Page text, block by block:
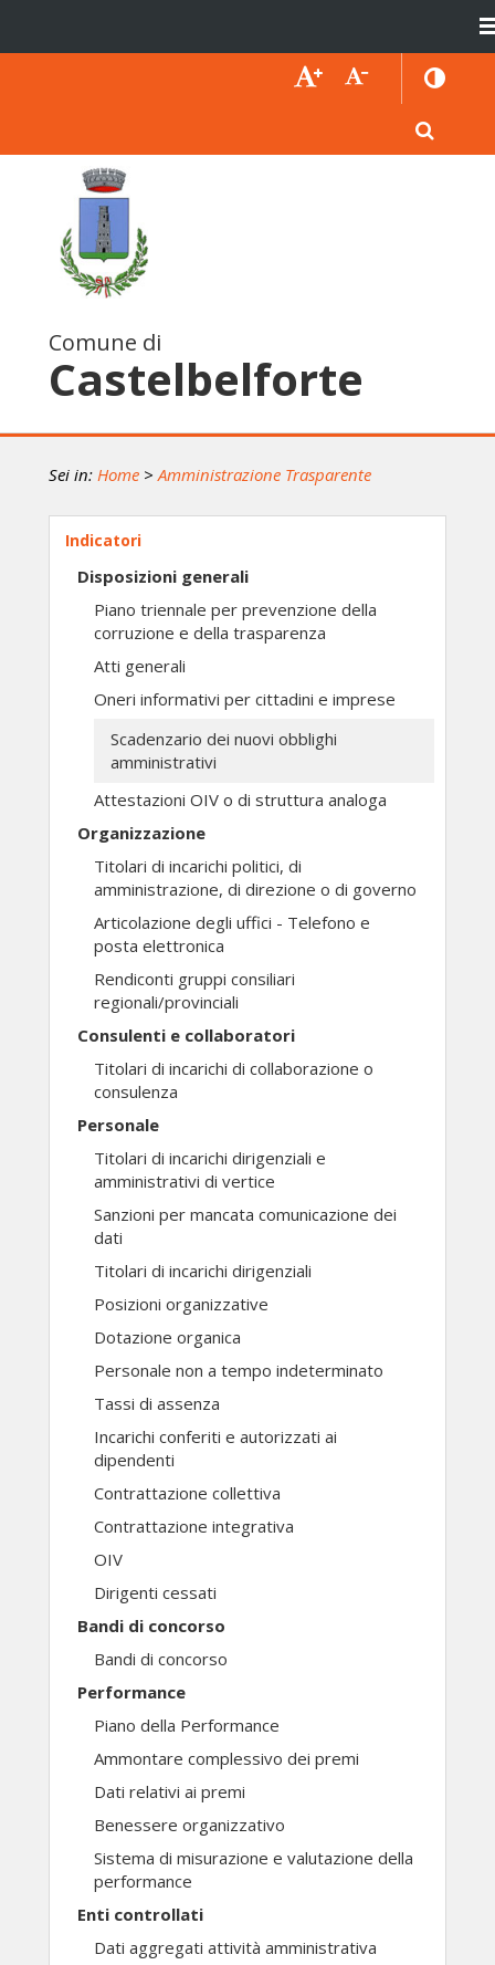
Comune di
Castelbelforte
Sei in: Home >Amministrazione Trasparente
Indicatori
Disposizioni generali
Piano triennale per prevenzione della
corruzione e della trasparenza
Atti generali
Oneri informativi per cittadini e imprese
Scadenzario dei nuovi obblighi
amministrativi
Attestazioni OIV o di struttura analoga
Organizzazione
Titolari di incarichi politici, di
amministrazione, di direzione o di governo
Articolazione degli uffici - Telefono e
posta elettronica
Rendiconti gruppi consiliari
regionali/provinciali
Consulenti e collaboratori
Titolari di incarichi di collaborazione o
consulenza
Personale
Titolari di incarichi dirigenziali e
amministrativi di vertice
Sanzioni per mancata comunicazione dei
dati
Titolari di incarichi dirigenziali
Posizioni organizzative
Dotazione organica
Personale non a tempo indeterminato
Tassi di assenza
Incarichi conferiti e autorizzati ai
dipendenti
Contrattazione collettiva
Contrattazione integrativa
OIV
Dirigenti cessati
Bandi di concorso
Bandi di concorso
Performance
Piano della Performance
Ammontare complessivo dei premi
Dati relativi ai premi
Benessere organizzativo
Sistema di misurazione e valutazione della
performance
Enti controllati
Dati aggregati attività amministrativa